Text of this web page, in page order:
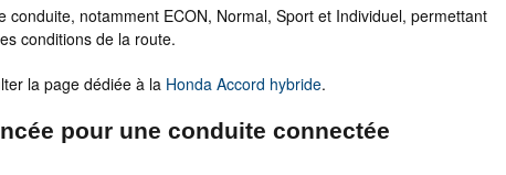
notamment ECON, Normal, Sport et Individuel, permettant
conditions de la route.
la page dédiée à la Honda Accord hybride.
pour une conduite connectée